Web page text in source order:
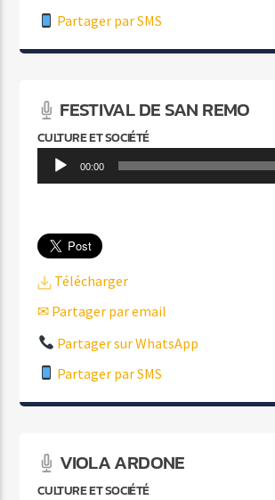
Partager par SMS
FESTIVAL DE SAN REMO
CULTURE ET SOCIÉTÉ
Lecteur 00:00
Télécharger
✉ Partager par email
Partager sur WhatsApp
Partager par SMS
VIOLA ARDONE
CULTURE ET SOCIÉTÉ